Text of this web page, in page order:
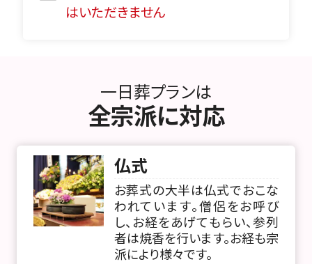
はいただきません
一日葬プランは
全宗派に対応
仏式
お葬式の大半は仏式でおこな
われています。僧侶をお呼び
し、お経をあげてもらい、参列
者は焼香を行います。お経も宗
派により様々です。